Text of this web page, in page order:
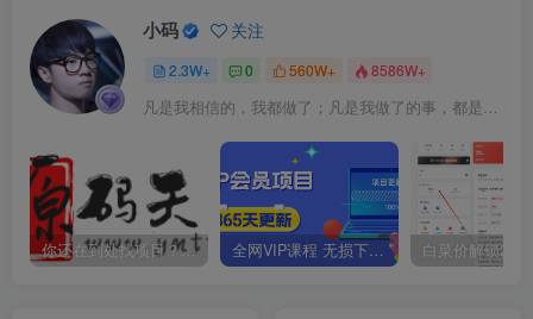
小码 关注
2.3W+ 0 560W+ 8586W+
凡是我相信的，我都做了；凡是我做了的事，都是全身心地投入去做的
你还在到处找项目？还在当韭菜？我靠卖项目一个月收入5万+，曾经我也是个失败者。 全网VIP课程 无损下载~